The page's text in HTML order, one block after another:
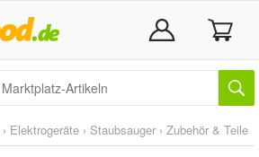
› Elektrogeräte › Staubsauger › Zubehör & Teile